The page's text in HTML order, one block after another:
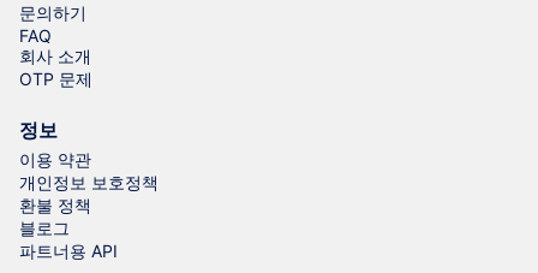
문의하기
FAQ
회사 소개
OTP 문제
정보
이용 약관
개인정보 보호정책
환불 정책
블로그
파트너용 API